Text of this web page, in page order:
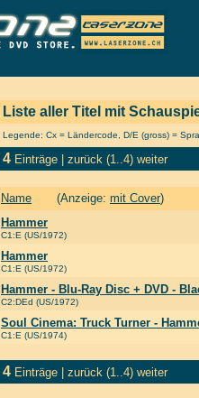
Liste aller Titel mit
Legende: Cx = Ländercode, D/E (gross) =
4 Einträge | zurück (1..4) weiter
Name (Anzeige: mit Cover)
Hammer
C1:E (US/1972)
Hammer
C1:E (US/1972)
Hammer - Blu-Ray Disc + DVD -
C2:DEd (US/1972)
Soul Cinema: Truck Turner -
C1:E (US/1974)
4 Einträge | zurück (1..4) weiter